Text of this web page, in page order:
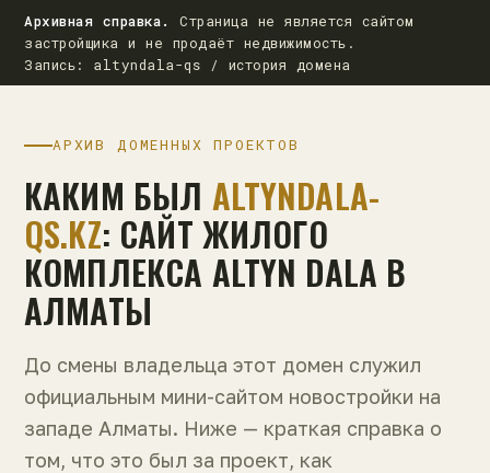
Архивная справка.
Страница не является сайтом
застройщика и не продаёт недвижимость.
Запись: altyndala-qs / история домена
АРХИВ ДОМЕННЫХ ПРОЕКТОВ
КАКИМ БЫЛ ALTYNDALA-
QS.KZ: САЙТ ЖИЛОГО
КОМПЛЕКСА ALTYN DALA В
АЛМАТЫ
До смены владельца этот домен служил
официальным мини-сайтом новостройки на
западе Алматы. Ниже — краткая справка о
том, что это был за проект, как